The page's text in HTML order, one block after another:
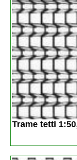
Trame tetti